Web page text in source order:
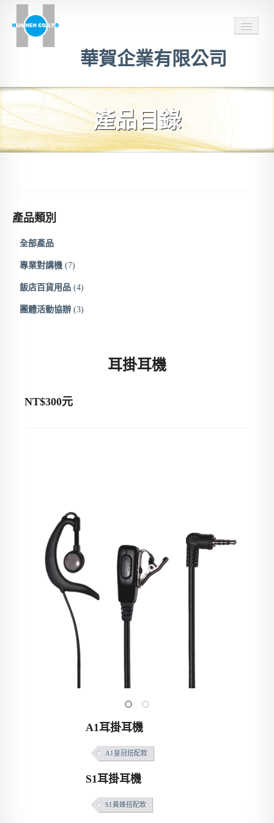
華賀企業有限公司
主頁
服務項目
推薦連結
產品目錄
產品類別
全部產品
專業對講機 (7)
飯店百貨用品 (4)
團體活動協辦 (3)
耳掛耳機
NT$300元
A1耳掛耳機
A1皇冠搭配款
S1耳掛耳機
S1黃蜂搭配款